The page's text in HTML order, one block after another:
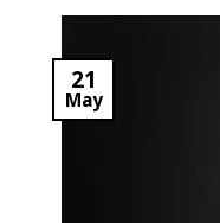
21
May